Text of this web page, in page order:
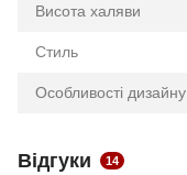
Висота халяви
Стиль
Особливості дизайну
Відгуки 14